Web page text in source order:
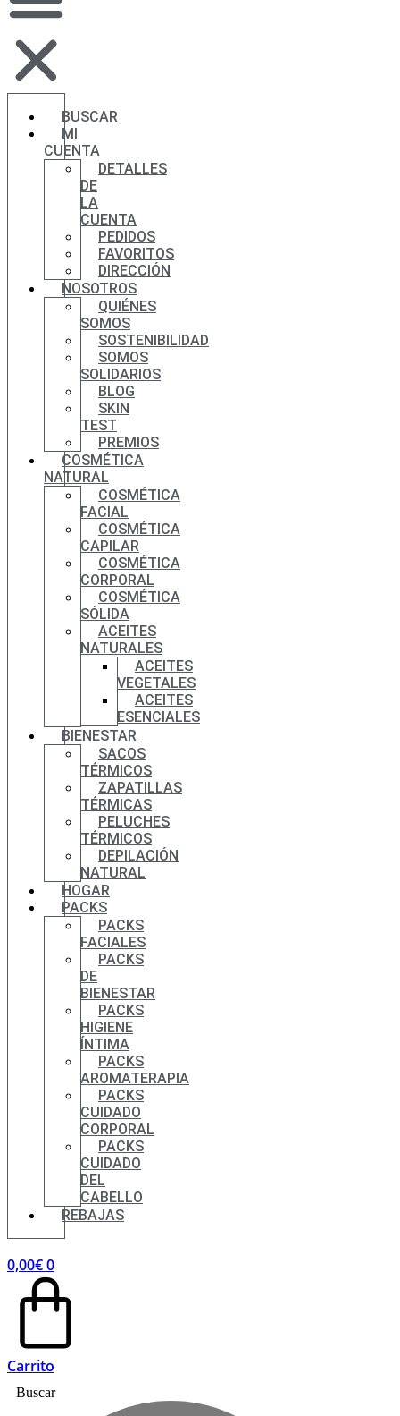
BUSCAR
MI
CUENTA
DETALLES
DE
LA
CUENTA
PEDIDOS
FAVORITOS
DIRECCIÓN
NOSOTROS
QUIÉNES
SOMOS
SOSTENIBILIDAD
SOMOS
SOLIDARIOS
BLOG
SKIN
TEST
PREMIOS
COSMÉTICA
NATURAL
COSMÉTICA
FACIAL
COSMÉTICA
CAPILAR
COSMÉTICA
CORPORAL
COSMÉTICA
SÓLIDA
ACEITES
NATURALES
ACEITES
VEGETALES
ACEITES
ESENCIALES
BIENESTAR
SACOS
TÉRMICOS
ZAPATILLAS
TÉRMICAS
PELUCHES
TÉRMICOS
DEPILACIÓN
NATURAL
HOGAR
PACKS
PACKS
FACIALES
PACKS
DE
BIENESTAR
PACKS
HIGIENE
ÍNTIMA
PACKS
AROMATERAPIA
PACKS
CUIDADO
CORPORAL
PACKS
CUIDADO
DEL
CABELLO
REBAJAS
0,00€0
Carrito
Buscar